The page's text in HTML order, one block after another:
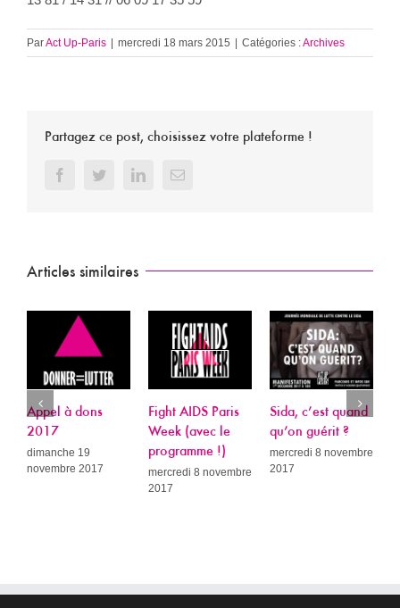
ParAct Up-Paris | mercredi 18 mars 2015 | Catégories :Archives
Partagez ce post, choisissez votre plateforme !
FacebookTwitterLinkedInEmail
Articles similaires
Appel à dons
2017
dimanche 19
novembre 2017
Fight AIDS Paris
Week (avec le
programme !)
mercredi 8 novembre
2017
Sida, c’est quand
qu’on guérit ?
mercredi 8 novembre
2017